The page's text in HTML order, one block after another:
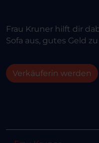
Frau Kruner hilft dir
Sofa aus, gutes Geld
Verkäuferin werden